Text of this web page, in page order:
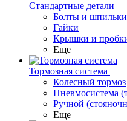
Стандартные детали
Болты и шпильки
Гайки
Крышки и
Еще
Тормозная система
Колесный тормоз
Пневмосиcтема
Ручной
Еще